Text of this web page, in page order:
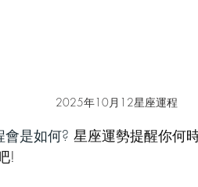
2025年10月12星座運程
是如何? 星座運勢提醒你何
!